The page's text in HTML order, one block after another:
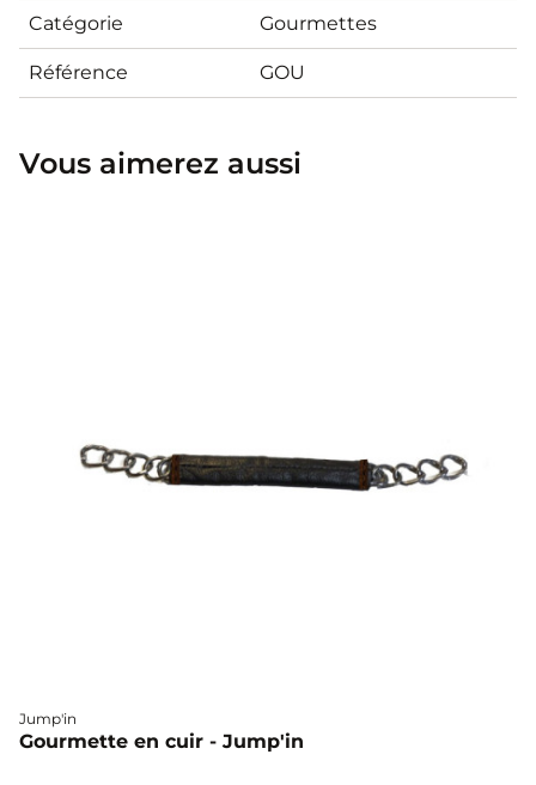
Catégorie Gourmettes
Référence GOU
Vous aimerez aussi
Jump'in
Gourmette en cuir - Jump'in